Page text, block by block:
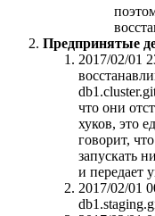
Предпринятые
2017/02/01
что они
хуков, это
говорит,
запускать
и передает
2017/02/01